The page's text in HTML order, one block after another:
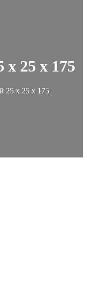
х 25 х 175
25 х 25 х 175